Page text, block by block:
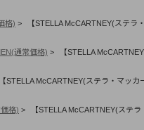
格) 【STELLA McCARTNEY(ステ
通常価格) 【STELLA
【STELLA McCARTNEY(ステラ・マッ
格) 【STELLA McCARTNEY(ステ